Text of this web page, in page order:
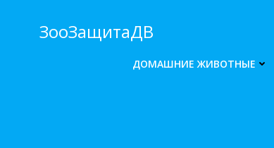
содержимомуЗооЗащитаДВ
ДОМАШНИЕ ЖИВОТНЫЕ